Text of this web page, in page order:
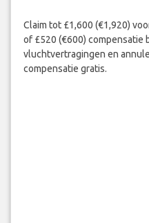
Claim tot £1,600 (€1,920)
of £520 (€600) compensatie
vluchtvertragingen en
compensatie gratis.